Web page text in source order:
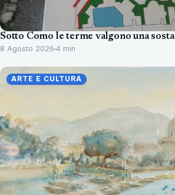
Sotto Como le terme valgono una sosta
8 Agosto 2026 4 min
ARTE E CULTURA